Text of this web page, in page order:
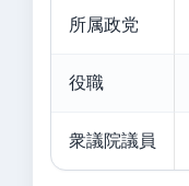
所属政党
役職
衆議院議員